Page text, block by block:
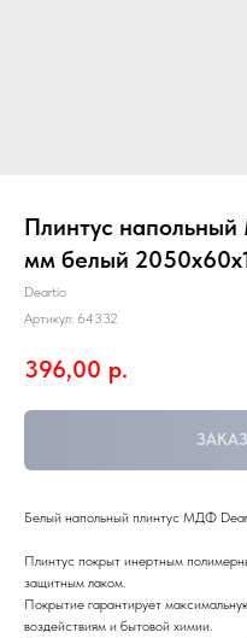
Плинтус
мм белый
Deartio
Артикул: 64332
396,00 р.
Белый напольный плинтус МДФ
Плинтус покрыт инертным
защитным лаком.
Покрытие гарантирует
воздействиям и бытовой химии.